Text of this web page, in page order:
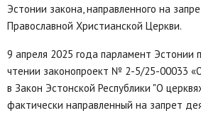
Эстонии закона, направленного на
Православной Христианской Церкви.
9 апреля 2025 года парламент Эстонии
чтении законопроект № 2-5/25-00033
в Закон Эстонской Республики "О
фактически направленный на запрет